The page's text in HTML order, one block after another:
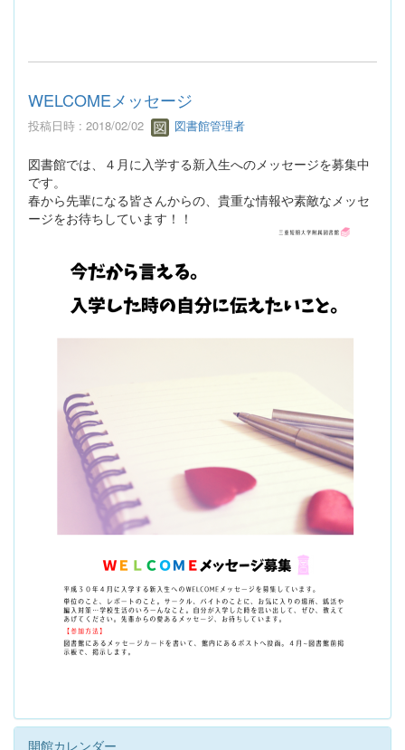
WELCOMEメッセージ
投稿日時 : 2018/02/02 図書館管理者
図書館では、４月に入学する新入生へのメッセージを募集中
です。
春から先輩になる皆さんからの、貴重な情報や素敵なメッセ
ージをお待ちしています！！
開館カレンダー